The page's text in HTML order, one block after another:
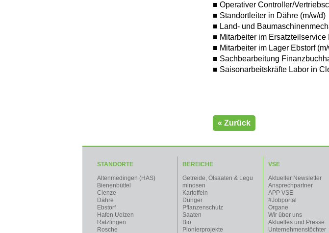
■ Operativer Controller/
■ Standortleiter in Dähre (m/w/d)
■ Land- und
■ Mitarbeiter im Ersatzteilservice
■ Mitarbeiter im Lager Ebstorf
■ Sachbearbeitung
■ Saisonarbeitskräfte Labor in
« Zurück
STANDORTE
Altenmedingen (HAS)
Bienenbüttel
Clenze
Dähre
Ebstorf
Hafen Uelzen
Rätzlingen
Rosche
BEREICHE
Getreide, Ölsaaten & Legu
minosen
Kartoffeln
Dünger
Pflanzenschutz
Saaten
Bio
Pionierprojekte
VSE
Aktueller Newsletter
Ansprechpartner
APP VSE
#Jobportal
Organe
Wir über uns
Aktuelles und Presse
Unternehmenstöchter